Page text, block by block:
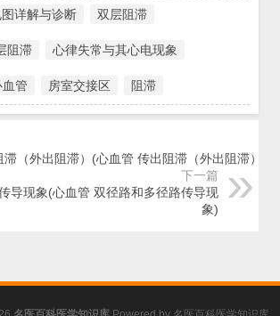
详解与诊断 双层阻滞
阻滞 心律失常与其心电现象
血管 房室交接区 阻滞
（外出阻滞）(心血管 传出阻滞（外出阻滞）)
下一篇
导现象(心血管 双径路和多径路传导现
象)